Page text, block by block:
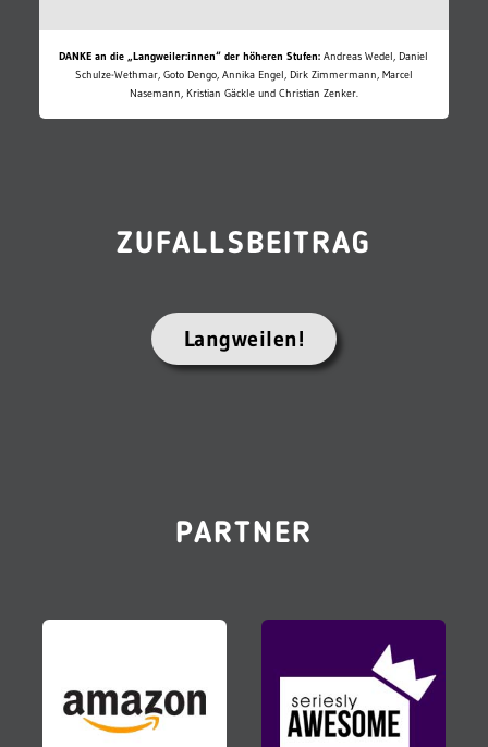
DANKE an die „Langweiler:innen“ der höheren Stufen: Andreas Wedel, Daniel
Schulze-Wethmar, Goto Dengo, Annika Engel, Dirk Zimmermann, Marcel
Nasemann, Kristian Gäckle und Christian Zenker.
ZUFALLSBEITRAG
Langweilen!
PARTNER